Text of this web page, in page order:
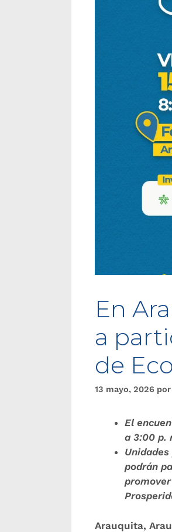
En
a
de
13 mayo, 2026 por
El
a 3:00 p.
podrán
Arauquita,